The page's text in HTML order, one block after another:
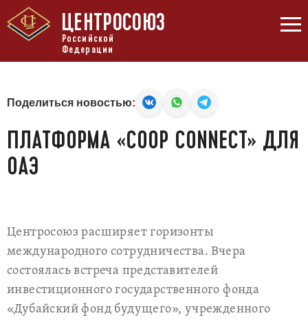
ЦЕНТРОСОЮЗ
Российской
Федерации
Поделиться новостью:
ПЛАТФОРМА «COOP CONNECT» ДЛЯ
ОАЭ
Центросоюз расширяет горизонты
международного сотрудничества. Вчера
состоялась встреча представителей
инвестиционного государственного фонда
«Дубайский фонд будущего», учрежденного